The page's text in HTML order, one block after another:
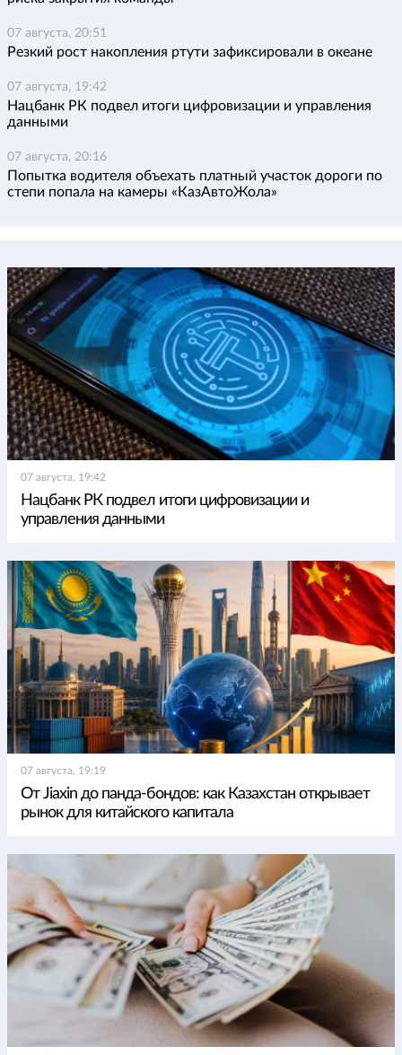
07 августа, 20:51
Резкий рост накопления ртути зафиксировали в океане
07 августа, 19:42
Нацбанк РК подвел итоги цифровизации и управления
данными
07 августа, 20:16
Попытка водителя объехать платный участок дороги по
степи попала на камеры «КазАвтоЖола»
07 августа, 19:42
Нацбанк РК подвел итоги цифровизации и
управления данными
07 августа, 19:19
От Jiaxin до панда-бондов: как Казахстан открывает
рынок для китайского капитала